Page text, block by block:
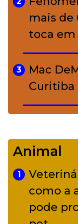
mais de
toca
3
Mac
Curitiba
diverso
Adriana
alter
Animal
1
como a
pode